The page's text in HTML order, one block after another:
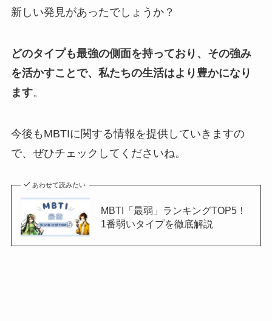
新しい発見があったでしょうか？
どのタイプも最強の側面を持っており、その強み
を活かすことで、私たちの生活はより豊かになり
ます。
今後もMBTIに関する情報を提供していきますの
で、ぜひチェックしてくださいね。
あわせて読みたい
MBTI「最弱」ランキングTOP5！
1番弱いタイプを徹底解説